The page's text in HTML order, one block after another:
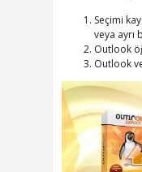
Seçimi
veya ayrı
Outlook
Outlook